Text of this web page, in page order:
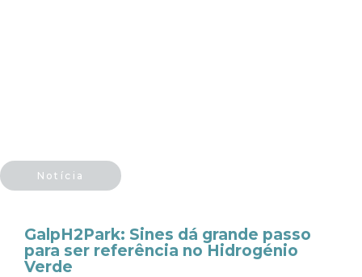
Notícia
GalpH2Park: Sines dá grande passo
para ser referência no Hidrogénio
Verde